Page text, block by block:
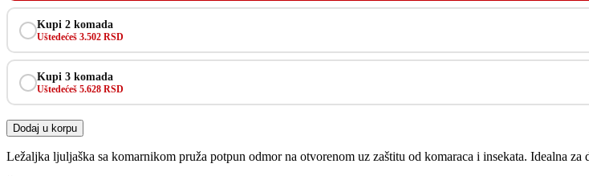
Kupi 2 komada
Uštedećeš 3.502 RSD
Kupi 3 komada
Uštedećeš 5.628 RSD
Dodaj u korpu
Ležaljka ljuljaška sa komarnikom pruža potpun odmor na otvorenom uz zaštitu od komaraca i insekata. Idealna